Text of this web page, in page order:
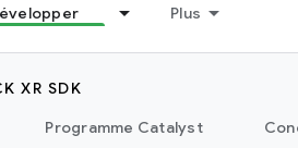
Plus
XR SDK
Programme Catalyst